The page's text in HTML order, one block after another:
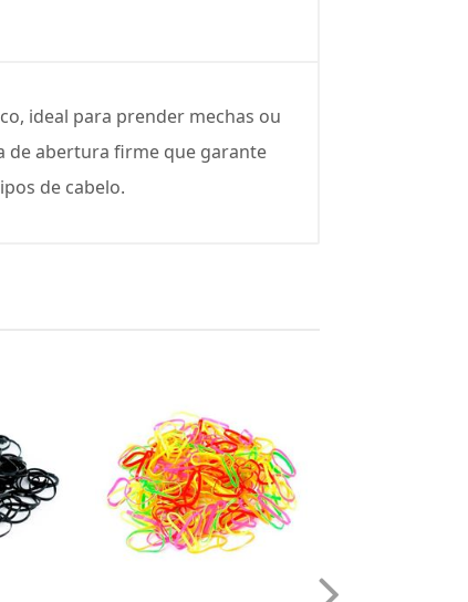
ideal para prender mechas ou
de abertura firme que garante
de cabelo.